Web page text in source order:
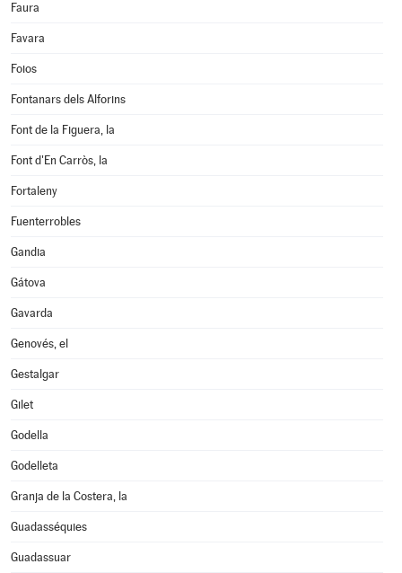
Faura
Favara
Foios
Fontanars dels Alforins
Font de la Figuera, la
Font d'En Carròs, la
Fortaleny
Fuenterrobles
Gandia
Gátova
Gavarda
Genovés, el
Gestalgar
Gilet
Godella
Godelleta
Granja de la Costera, la
Guadasséquies
Guadassuar